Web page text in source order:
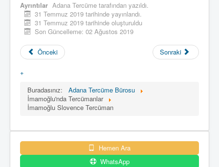
Ayrıntılar Adana Tercüme tarafından yazıldı.
31 Temmuz 2019 tarihinde yayınlandı.
31 Temmuz 2019 tarihinde oluşturuldu
Son Güncelleme: 02 Ağustos 2019
Önceki Sonraki
+
Buradasınız:
Adana Tercüme Bürosu
İmamoğlu'nda Tercümanlar
İmamoğlu Slovence Tercüman
Hemen Ara
WhatsApp